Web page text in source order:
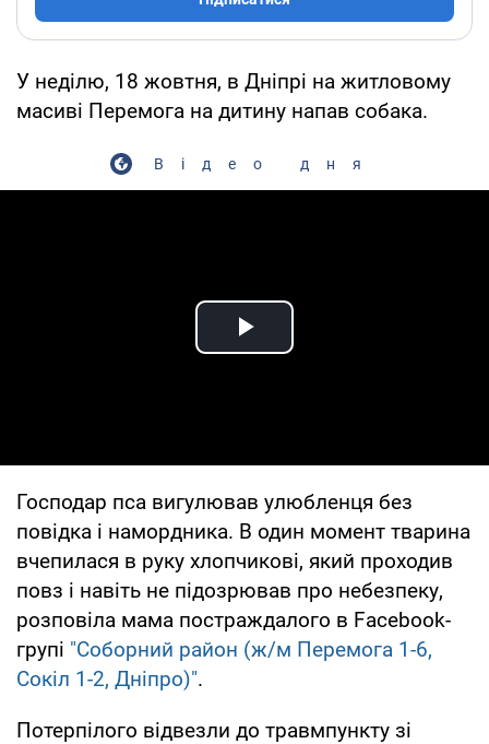
У неділю, 18 жовтня, в Дніпрі на житловому
масиві Перемога на дитину напав собака.
Відео дня
Play Video
Господар пса вигулював улюбленця без
повідка і намордника. В один момент тварина
вчепилася в руку хлопчикові, який проходив
повз і навіть не підозрював про небезпеку,
розповіла мама постраждалого в Facebook-
групі "Соборний район (ж/м Перемога 1-6,
Сокіл 1-2, Дніпро)".
Потерпілого відвезли до травмпункту зі